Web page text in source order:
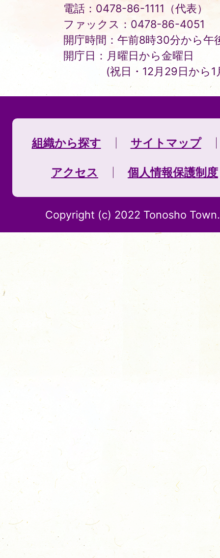
電話：0478-86-1111（代表）
ファックス：0478-86-4051
開庁時間：午前8時30分から午
開庁日：月曜日から金曜日
(祝日・12月29日から
組織から探す サイトマップ
アクセス 個人情報保護制度
Copyright (c) 2022 Tonosho